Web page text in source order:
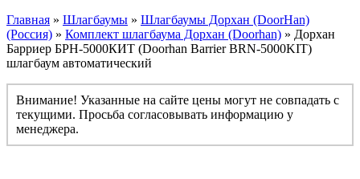
Главная » Шлагбаумы » Шлагбаумы Дорхан (DoorHan)
(Россия) » Комплект шлагбаума Дорхан (Doorhan) » Дорхан
Барриер БРН-5000КИТ (Doorhan Barrier BRN-5000KIT)
шлагбаум автоматический
Внимание! Указанные на сайте цены могут не совпадать с
текущими. Просьба согласовывать информацию у
менеджера.